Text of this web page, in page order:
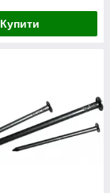
Купити